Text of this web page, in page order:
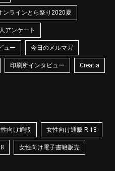
ンラインとら祭り2020夏
アンケート
ュー 今日のメルマガ
印刷所インタビュー Creatia
向け通販 女性向け通販 R-18
女性向け電子書籍販売